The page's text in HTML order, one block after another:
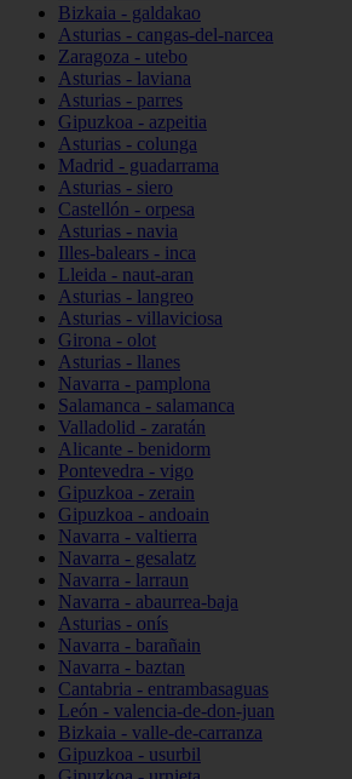
Bizkaia - galdakao
Asturias - cangas-del-narcea
Zaragoza - utebo
Asturias - laviana
Asturias - parres
Gipuzkoa - azpeitia
Asturias - colunga
Madrid - guadarrama
Asturias - siero
Castellón - orpesa
Asturias - navia
Illes-balears - inca
Lleida - naut-aran
Asturias - langreo
Asturias - villaviciosa
Girona - olot
Asturias - llanes
Navarra - pamplona
Salamanca - salamanca
Valladolid - zaratán
Alicante - benidorm
Pontevedra - vigo
Gipuzkoa - zerain
Gipuzkoa - andoain
Navarra - valtierra
Navarra - gesalatz
Navarra - larraun
Navarra - abaurrea-baja
Asturias - onís
Navarra - barañain
Navarra - baztan
Cantabria - entrambasaguas
León - valencia-de-don-juan
Bizkaia - valle-de-carranza
Gipuzkoa - usurbil